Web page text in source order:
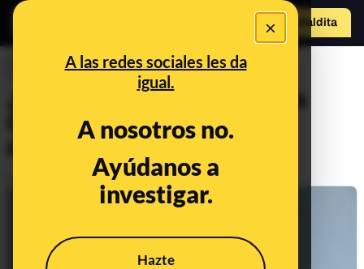
×
A las redes sociales les da
igual.
A nosotros no.
Ayúdanos a
investigar.
Hazte
Hazte Maldito
PREBUNKING
¿Qué problemas provoca la
COVID-19 en la boca, los
dientes y la lengua?
Nov 11, 2020, 7:32:00 AM